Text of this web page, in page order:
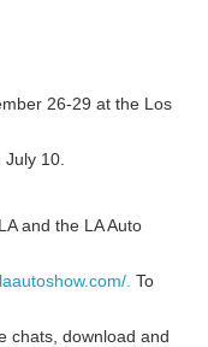
26-29 at the Los
July 10.
and the LA Auto
. To
chats, download and